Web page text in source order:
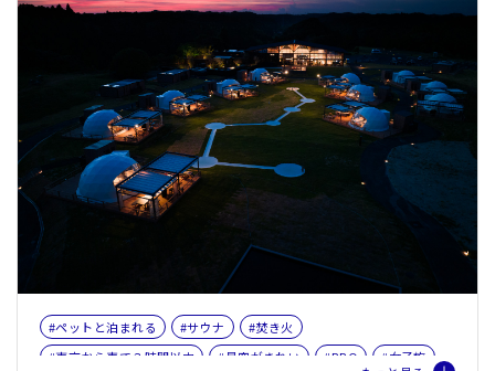
#ペットと泊まれる #サウナ
#焚き火
#東京から車で３時間以内
#星空がきれい #BBQ
#女子旅